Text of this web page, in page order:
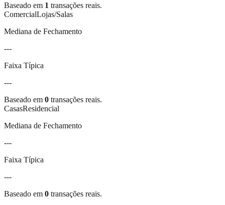
Baseado em 1 transações reais.
ComercialLojas/Salas
Mediana de Fechamento
---
Faixa Típica
---
Baseado em 0 transações reais.
CasasResidencial
Mediana de Fechamento
---
Faixa Típica
---
Baseado em 0 transações reais.